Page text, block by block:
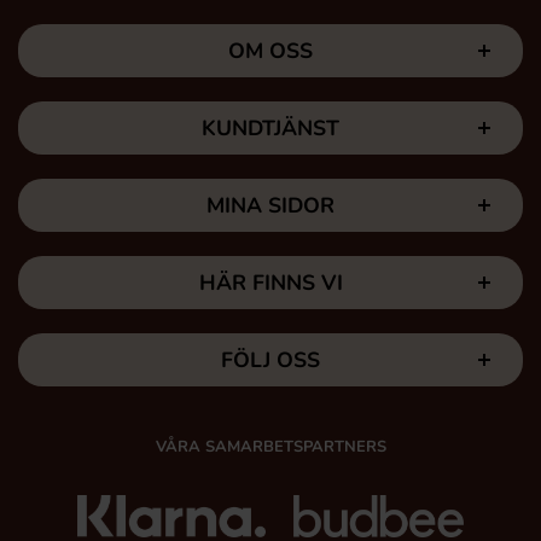
OM OSS
KUNDTJÄNST
MINA SIDOR
HÄR FINNS VI
FÖLJ OSS
VÅRA SAMARBETSPARTNERS